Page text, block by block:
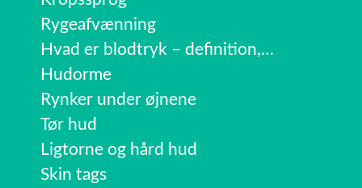
Rygeafvænning
Hvad er blodtryk – definition,…
Hudorme
Rynker under øjnene
Tør hud
Ligtorne og hård hud
Skin tags